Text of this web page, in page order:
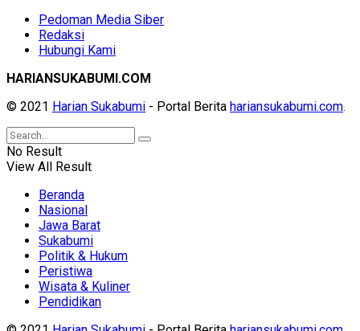
Pedoman Media Siber
Redaksi
Hubungi Kami
HARIANSUKABUMI.COM
© 2021 Harian Sukabumi - Portal Berita hariansukabumi.com.
No Result
View All Result
Beranda
Nasional
Jawa Barat
Sukabumi
Politik & Hukum
Peristiwa
Wisata & Kuliner
Pendidikan